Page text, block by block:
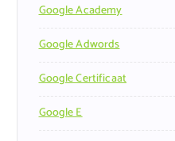
Google Academy
Google Adwords
Google Certificaat
Google E